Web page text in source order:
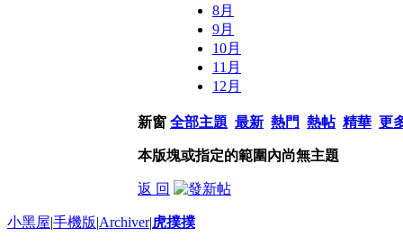
8月
9月
10月
11月
12月
新窗 全部主題 最新 熱門 熱帖 精華 更
本版塊或指定的範圍內尚無主題
返 回
小黑屋|手機版|Archiver|虎撲撲